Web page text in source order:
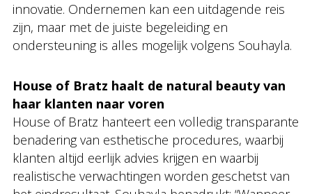
innovatie. Ondernemen kan een uitdagende reis
zijn, maar met de juiste begeleiding en
ondersteuning is alles mogelijk volgens Souhayla.
House of Bratz haalt de natural beauty van
haar klanten naar voren
House of Bratz hanteert een volledig transparante
benadering van esthetische procedures, waarbij
klanten altijd eerlijk advies krijgen en waarbij
realistische verwachtingen worden geschetst van